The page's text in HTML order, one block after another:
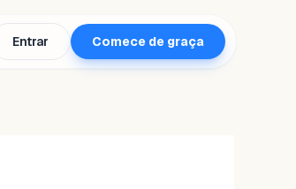
Entrar Comece de graça